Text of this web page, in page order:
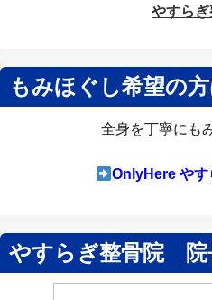
もみほぐし希望の
全身を丁寧にも
OnlyHere やす
やすらぎ整骨院 院